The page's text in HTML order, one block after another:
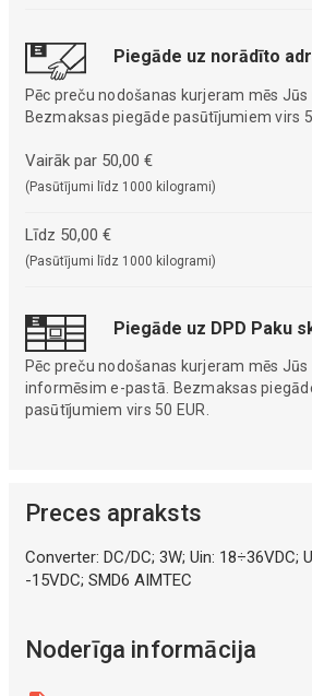
Piegāde uz norādīto
Pēc preču nodošanas kurjeram mēs
Bezmaksas piegāde pasūtījumiem virs
Vairāk par 50,00 €
(Pasūtījumi līdz 1000 kilogrami)
Līdz 50,00 €
(Pasūtījumi līdz 1000 kilogrami)
Piegāde uz DPD Paku
Pēc preču nodošanas kurjeram mēs Jūs
informēsim e-pastā. Bezmaksas
pasūtījumiem virs 50 EUR.
Preces apraksts
Converter: DC/DC; 3W; Uin: 18÷36VDC;
-15VDC; SMD6 AIMTEC
Noderīga informācija